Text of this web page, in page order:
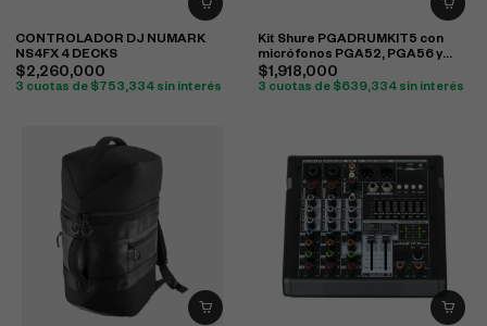
CONTROLADOR DJ NUMARK
NS4FX 4 DECKS
$2,260,000
3 cuotas de $ 753,334 sin interés
Kit Shure PGADRUMKIT5 con
micrófonos PGA52, PGA56 y
PGA57 para batería
$1,918,000
3 cuotas de $639,334 sin interés